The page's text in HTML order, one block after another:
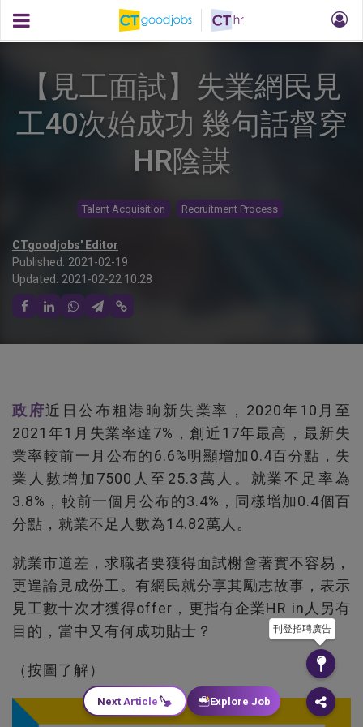
【見工面試】失業網民見
工40次始成功 幾句話督穿
HR陰謀
Talent Acquisition Recruitment Process
CTgoodjobs' Editor
Published: 2021-02-19
Updated: 2021-02-22 10:28
政府近日公布粗港晌新失業率，2020年10月至
2021年1月失業率達7%，創近17年最高，最新失
業率較前一月公布的6.6%明顯增加0.4百分點，失
業人數增加7500人至25.3萬人。就業不足率為
3.8%，較前一個月公布的3.4%，同樣增加0.4個百
分點，就業不足人數為14.82萬人。
就業市道差，求職者要獲得面試榭會著實不容易，
更遑論見成份工。有網民就分享其勵志故事，表示
見工數十次才獲得offer，更指有企業HR in人另有
目的，當中又有何成功貼士？
（按圖了解）
刊登招聘廣告
Next Article Explore Job